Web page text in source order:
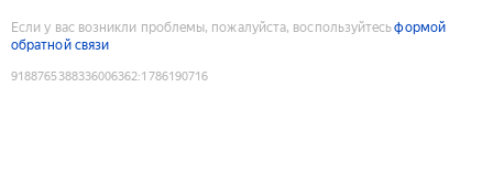
Если у вас возникли проблемы, пожалуйста, воспользуйтесьформой
обратной связи
9188765388336006362:1786190716